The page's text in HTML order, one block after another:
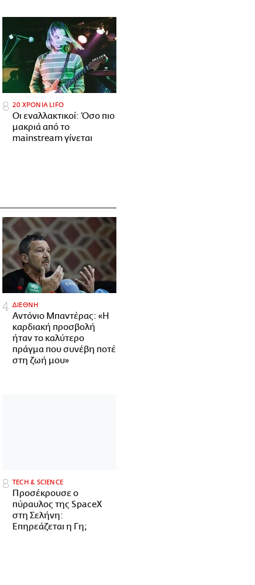
20 ΧΡΟΝΙΑ LIFO
Οι εναλλακτικοί: Όσο πιο
μακριά από το
mainstream γίνεται
ΔΙΕΘΝΗ
Αντόνιο Μπαντέρας: «Η
καρδιακή προσβολή
ήταν το καλύτερο
πράγμα που συνέβη ποτέ
στη ζωή μου»
ΤECH & SCIENCE
Προσέκρουσε ο
πύραυλος της SpaceX
στη Σελήνη:
Επηρεάζεται η Γη;